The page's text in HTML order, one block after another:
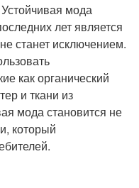
мода
лет является
станет исключением.
как органический
и ткани из
мода становится не
который